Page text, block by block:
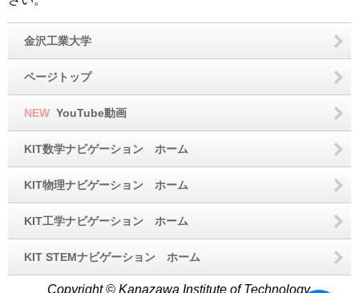
金沢工業大学
ページトップ
NEW YouTube動画
KIT数学ナビゲーション ホーム
KIT物理ナビゲーション ホーム
KIT工学ナビゲーション ホーム
KIT STEMナビゲーション ホーム
Copyright © Kanazawa Institute of Technology.